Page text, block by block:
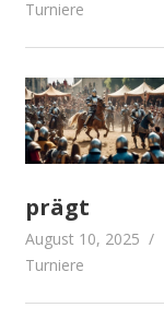
Turniere
prägt
August 10, 2025
Turniere